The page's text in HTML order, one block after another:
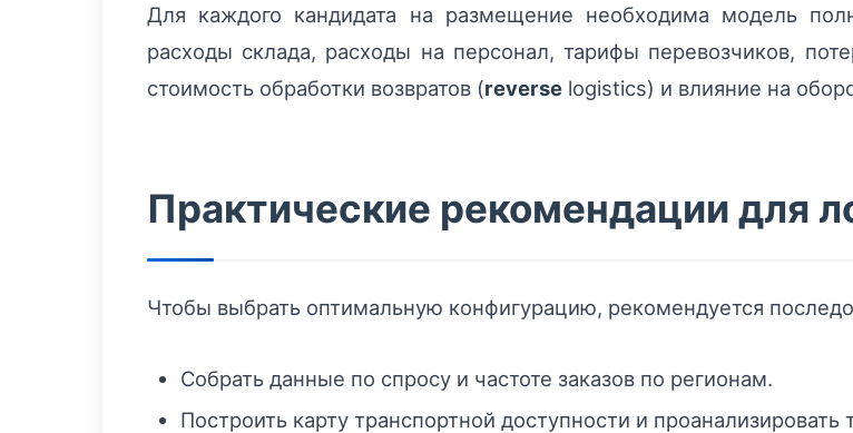
Для каждого кандидата на размещение необходима модель
расходы склада, расходы на персонал, тарифы перевозчиков,
стоимость обработки возвратов (reverse logistics) и влияние на
Практические рекомендации для
Чтобы выбрать оптимальную конфигурацию, рекомендуется
Собрать данные по спросу и частоте заказов по регионам.
Построить карту транспортной доступности и